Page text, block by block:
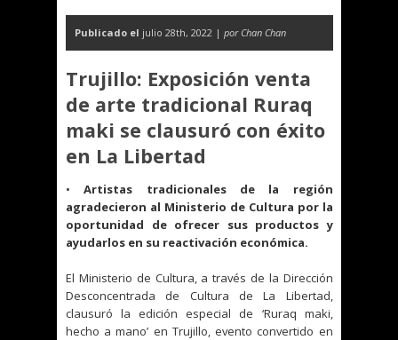
Publicado el julio 28th, 2022 | por Chan Chan
Trujillo: Exposición venta
de arte tradicional Ruraq
maki se clausuró con éxito
en La Libertad
• Artistas tradicionales de la región
agradecieron al Ministerio de Cultura por la
oportunidad de ofrecer sus productos y
ayudarlos en su reactivación económica.
El Ministerio de Cultura, a través de la Dirección
Desconcentrada de Cultura de La Libertad,
clausuró la edición especial de ‘Ruraq maki,
hecho a mano’ en Trujillo, evento convertido en